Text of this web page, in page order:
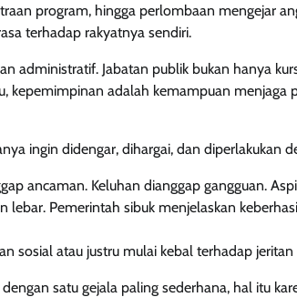
program, hingga perlombaan mengejar
terhadap rakyatnya sendiri.
administratif. Jabatan publik bukan hanya
kepemimpinan adalah kemampuan menjaga
ingin didengar, dihargai, dan diperlakukan
ancaman. Keluhan dianggap gangguan.
Pemerintah sibuk menjelaskan
sosial atau justru mulai kebal terhadap jeritan
satu gejala paling sederhana, hal itu